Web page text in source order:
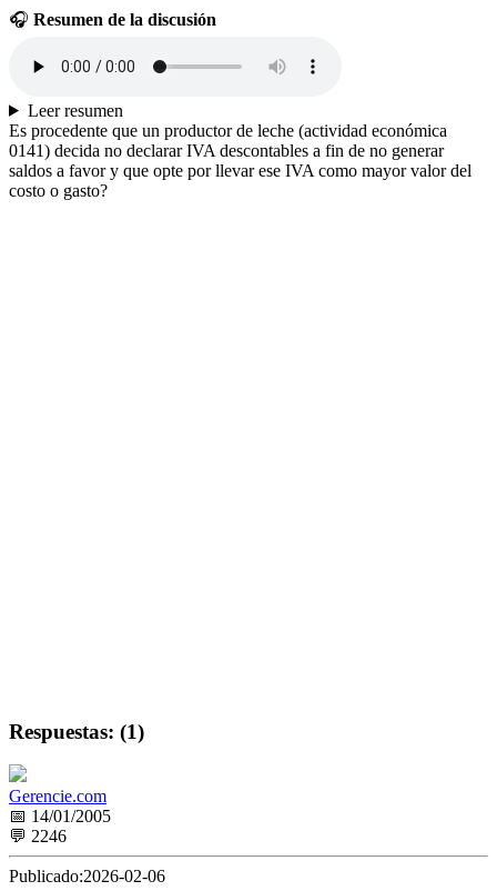
🎧 Resumen de la discusión
Leer resumen
Es procedente que un productor de leche (actividad económica
0141) decida no declarar IVA descontables a fin de no generar
saldos a favor y que opte por llevar ese IVA como mayor valor del
costo o gasto?
Respuestas: (1)
Gerencie.com
📅 14/01/2005
💬 2246
Publicado:2026-02-06